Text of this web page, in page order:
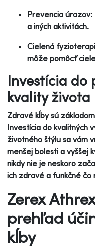
Prevencia
a iných aktivitách.
Cielená
môže pomôcť
Investícia do
kvality života
Zdravé kĺby sú
Investícia do kvalitných
životného štýlu sa vám
menšej bolesti a vyššej
nikdy nie je neskoro
ich zdravé a funkčné čo
Zerex
prehľad
kĺby